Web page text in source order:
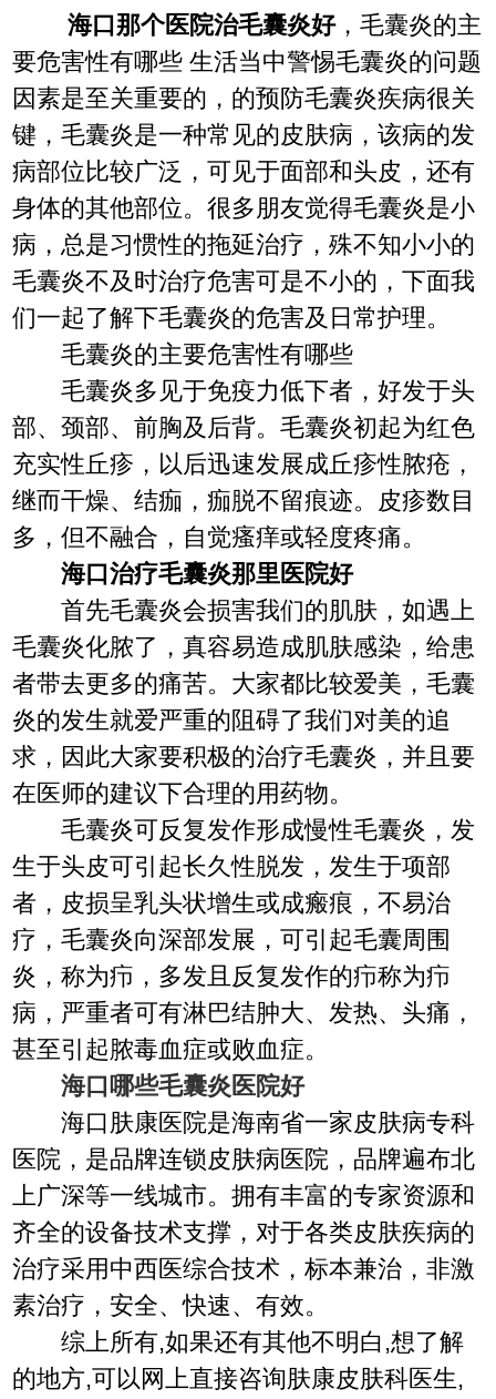
海口那个医院治毛囊炎好，毛囊炎的主
要危害性有哪些 生活当中警惕毛囊炎的问题
因素是至关重要的，的预防毛囊炎疾病很关
键，毛囊炎是一种常见的皮肤病，该病的发
病部位比较广泛，可见于面部和头皮，还有
身体的其他部位。很多朋友觉得毛囊炎是小
病，总是习惯性的拖延治疗，殊不知小小的
毛囊炎不及时治疗危害可是不小的，下面我
们一起了解下毛囊炎的危害及日常护理。
毛囊炎的主要危害性有哪些
毛囊炎多见于免疫力低下者，好发于头
部、颈部、前胸及后背。毛囊炎初起为红色
充实性丘疹，以后迅速发展成丘疹性脓疮，
继而干燥、结痂，痂脱不留痕迹。皮疹数目
多，但不融合，自觉瘙痒或轻度疼痛。
海口治疗毛囊炎那里医院好
首先毛囊炎会损害我们的肌肤，如遇上
毛囊炎化脓了，真容易造成肌肤感染，给患
者带去更多的痛苦。大家都比较爱美，毛囊
炎的发生就爱严重的阻碍了我们对美的追
求，因此大家要积极的治疗毛囊炎，并且要
在医师的建议下合理的用药物。
毛囊炎可反复发作形成慢性毛囊炎，发
生于头皮可引起长久性脱发，发生于项部
者，皮损呈乳头状增生或成瘢痕，不易治
疗，毛囊炎向深部发展，可引起毛囊周围
炎，称为疖，多发且反复发作的疖称为疖
病，严重者可有淋巴结肿大、发热、头痛，
甚至引起脓毒血症或败血症。
海口哪些毛囊炎医院好
海口肤康医院是海南省一家皮肤病专科
医院，是品牌连锁皮肤病医院，品牌遍布北
上广深等一线城市。拥有丰富的专家资源和
齐全的设备技术支撑，对于各类皮肤疾病的
治疗采用中西医综合技术，标本兼治，非激
素治疗，安全、快速、有效。
综上所有,如果还有其他不明白,想了解
的地方,可以网上直接咨询肤康皮肤科医生,